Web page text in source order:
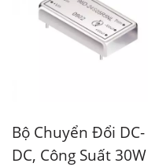
Bộ Chuyển Đổi DC-
DC, Công Suất 30W